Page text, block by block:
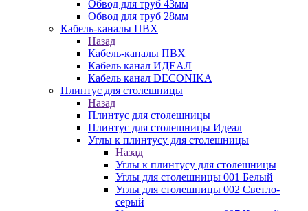
Обвод для труб 43мм
Обвод для труб 28мм
Кабель-каналы ПВХ
Назад
Кабель-каналы ПВХ
Кабель канал ИДЕАЛ
Кабель канал DECONIKA
Плинтус для столешницы
Назад
Плинтус для столешницы
Плинтус для столешницы Идеал
Углы к плинтусу для столешницы
Назад
Углы к плинтусу для столешницы
Углы для столешницы 001 Белый
Углы для столешницы 002 Светло-
серый